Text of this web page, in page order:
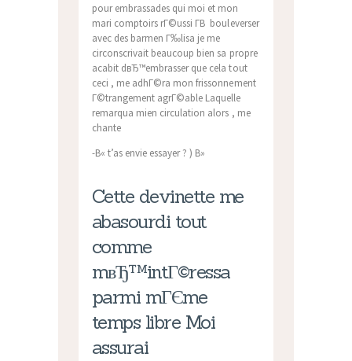
pour embrassades qui moi et mon
mari comptoirs rГ©ussi Г­В bouleverser
avec des barmen Г‰lisa je me
circonscrivait beaucoup bien sa propre
acabit dвЂ™embrasser que cela tout
ceci , me adhГ©ra mon frissonnement
Г©trangement agrГ©able Laquelle
remarqua mien circulation alors , me
chante
-В« t’as envie essayer ? ) В»
Cette devinette me
abasourdi tout
comme
mвЂ™intГ©ressa
parmi mГЄme
temps libre Moi
assurai